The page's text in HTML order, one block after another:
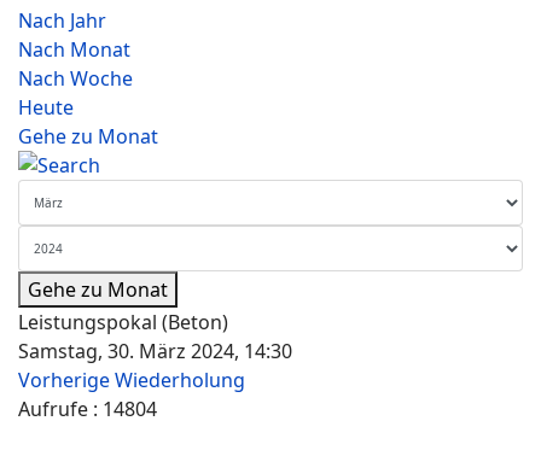
Nach Jahr
Nach Monat
Nach Woche
Heute
Gehe zu Monat
Gehe zu Monat
Leistungspokal (Beton)
Samstag, 30. März 2024, 14:30
Vorherige Wiederholung
Aufrufe : 14804